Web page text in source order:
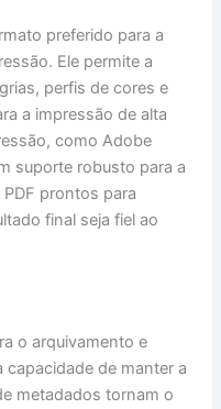
preferido para a
Ele permite a
perfis de cores e
a impressão de alta
como Adobe
suporte robusto para a
prontos para
final seja fiel ao
o arquivamento e
de manter a
metadados tornam o